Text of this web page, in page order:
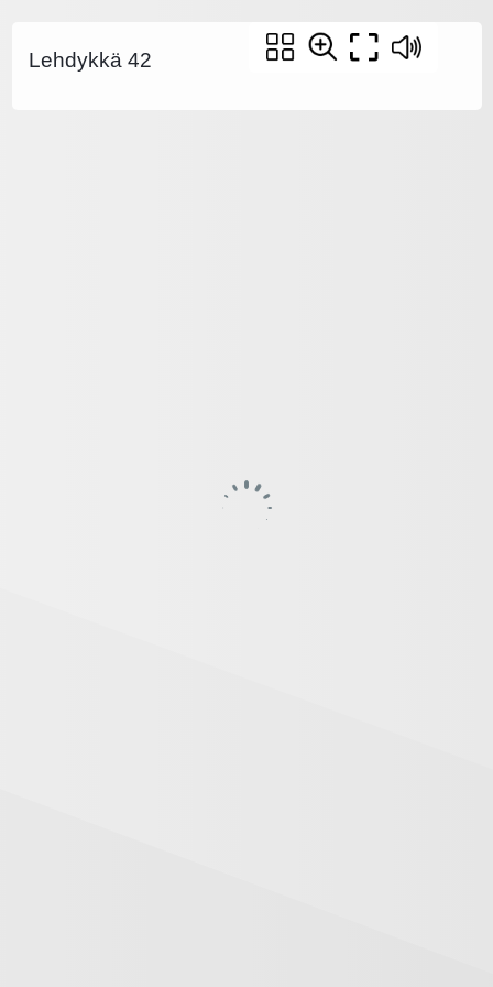
Lehdykkä 42